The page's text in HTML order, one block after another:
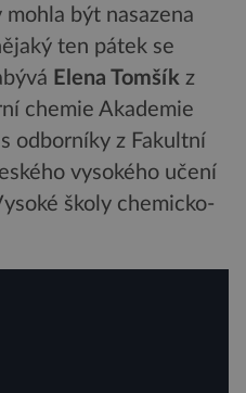
být nasazena
ten pátek se
Elena Tomšík z
chemie Akademie
odborníky z Fakultní
vysokého učení
školy chemicko-